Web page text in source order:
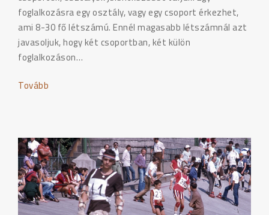
foglalkozásra egy osztály, vagy egy csoport érkezhet,
ami 8-30 fő létszámú. Ennél magasabb létszámnál azt
javasoljuk, hogy két csoportban, két külön
foglalkozáson…
Tovább